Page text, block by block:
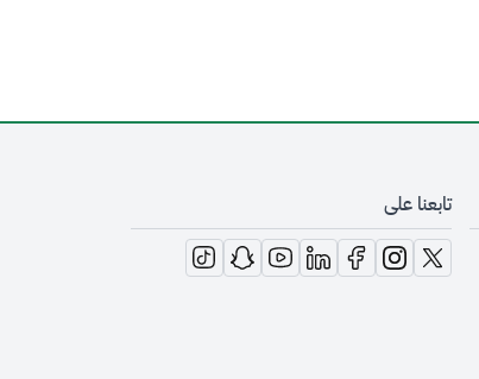
تابعنا على
opens in new window
opens in new window
opens in new window
opens in new window
opens in new window
opens in new window
opens in new window